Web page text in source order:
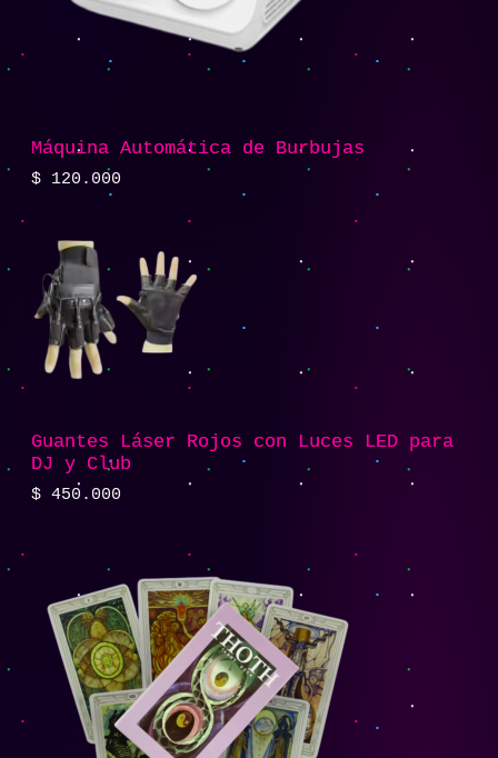
Máquina Automática de Burbujas
$ 120.000
Guantes Láser Rojos con Luces LED para
DJ y Club
$ 450.000